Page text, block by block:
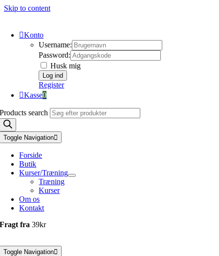
Skip to content
Konto
Username:
Password:
Husk mig
Register
Kasse0
Products search
Toggle Navigation
Forside
Butik
Kurser/Træning
Træning
Kurser
Om os
Kontakt
Fragt fra39kr
Toggle Navigation